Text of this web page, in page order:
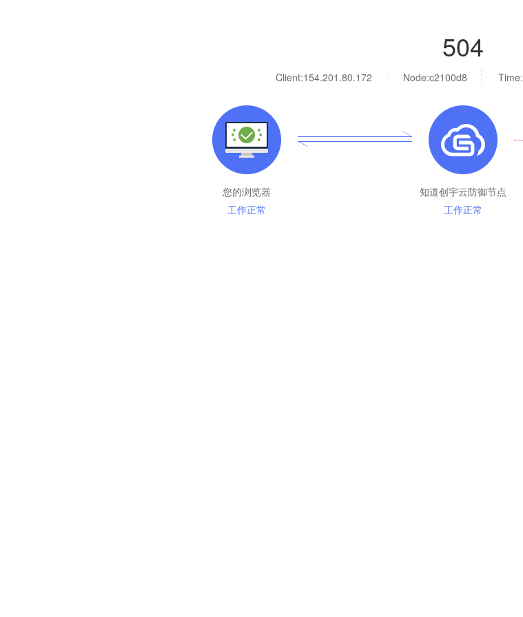
504
Client:154.201.80.172 Node:c2100d8 Time:
您的浏览器
工作正常
知道创宇云防御节点
工作正常